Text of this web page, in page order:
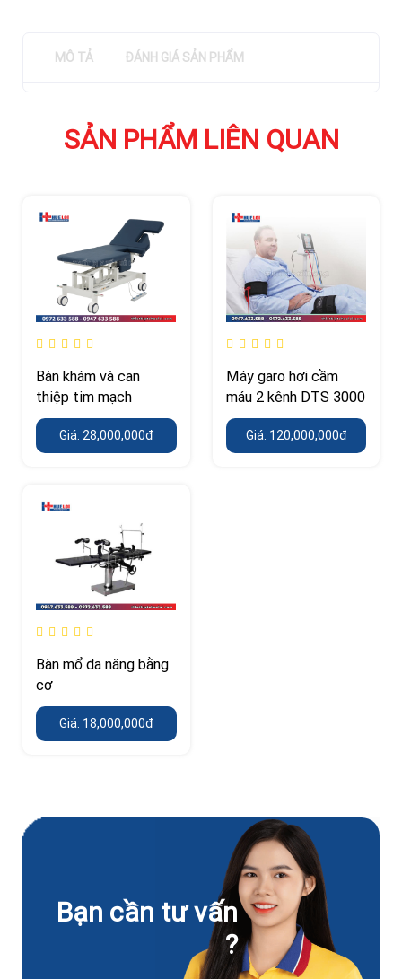
MÔ TẢ ĐÁNH GIÁ SẢN PHẨM
SẢN PHẨM LIÊN QUAN
Bàn khám và can
thiệp tim mạch
Giá: 28,000,000đ
Máy garo hơi cầm
máu 2 kênh DTS 3000
Giá: 120,000,000đ
Bàn mổ đa năng bằng
cơ
Giá: 18,000,000đ
Bạn cần tư vấn
?